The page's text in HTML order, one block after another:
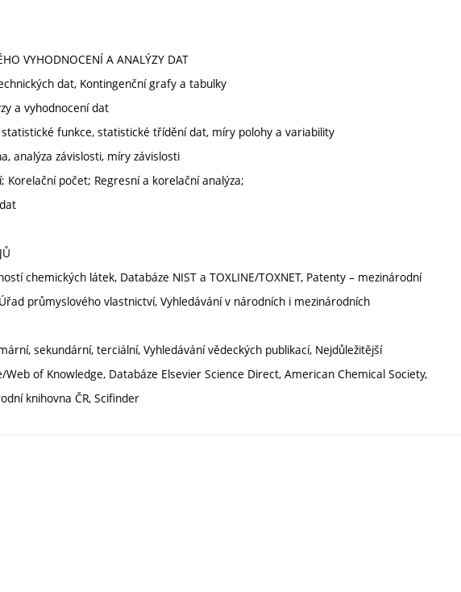
VYHODNOCENÍ A ANALÝZY DAT
dat, Kontingenční grafy a tabulky
a vyhodnocení dat
funkce, statistické třídění dat, míry polohy a variability
analýza závislosti, míry závislosti
počet; Regresní a korelační analýza;
chemických látek, Databáze NIST a TOXLINE/TOXNET, Patenty – mezinárodní
průmyslového vlastnictví, Vyhledávání v národních i mezinárodních
sekundární, terciální, Vyhledávání vědeckých publikací, Nejdůležitější
of Knowledge, Databáze Elsevier Science Direct, American Chemical Society,
knihovna ČR, Scifinder